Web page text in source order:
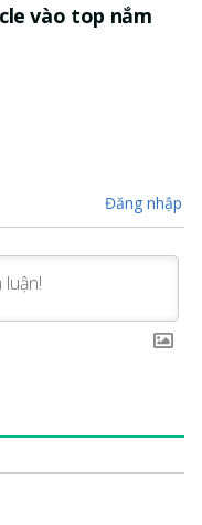
vào top nắm
Đăng nhập